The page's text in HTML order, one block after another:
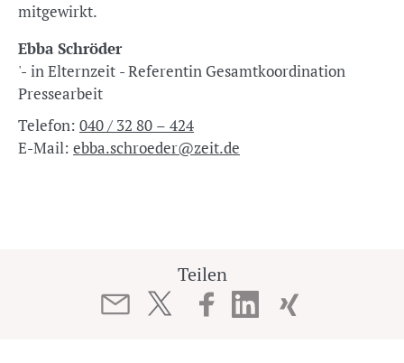
mitgewirkt.
Ebba Schröder
'- in Elternzeit - Referentin Gesamtkoordination
Pressearbeit
Telefon: 040 / 32 80 – 424
E-Mail: ebba.schroeder@zeit.de
Teilen